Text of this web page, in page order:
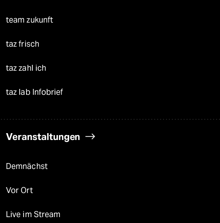
team zukunft
taz frisch
taz zahl ich
taz lab Infobrief
Veranstaltungen
Demnächst
Vor Ort
Live im Stream